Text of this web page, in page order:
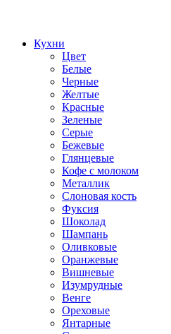
Кухни
Цвет
Белые
Черные
Желтые
Красные
Зеленые
Серые
Бежевые
Глянцевые
Кофе с молоком
Металлик
Слоновая кость
Фуксия
Шоколад
Шампань
Оливковые
Оранжевые
Вишневые
Изумрудные
Венге
Ореховые
Янтарные